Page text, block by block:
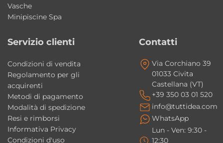
Finiture eleganti e dettagli curati
• Interno Bianco Matt
• Sifone incluso
• Troppopieno integrato nella vasca
• Kit di riparazione disponibile per eventuali
graffi o scheggiature accidentali
Perché scegliere Atmosfere Colacril
Vasche
Minipiscine Spa
Servizio clienti
Condizioni di vendita
Regolamento per gli
acquirenti
Metodi di pagamento
Modalità di spedizione
Resi e rimborsi
Informativa Privacy
Condizioni d'uso
Contatti
Via Corchiano 39
01033 Civita
Castellana (VT)
+39 350 03 01 520
info@tuttidea.com
WhatsApp
Lun - Ven: 9:30 -
12:30